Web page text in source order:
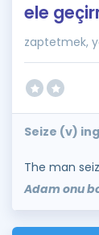
ele
zaptetmek,
Seize (v)
The man
Adam onu